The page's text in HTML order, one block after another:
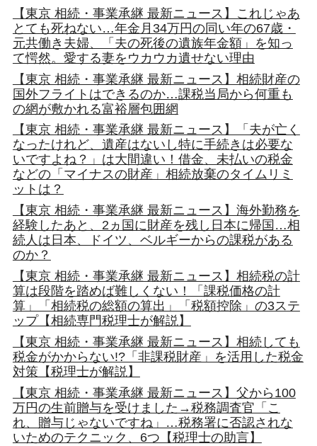
【東京 相続・事業承継 最新ニュース】これじゃあ
とても死ねない…年金月34万円の同い年の67歳・
元共働き夫婦、「夫の死後の遺族年金額」を知っ
て愕然。愛する妻をウカウカ遺せない理由
【東京 相続・事業承継 最新ニュース】相続財産の
国外フライトはできるのか…課税当局から何重も
の網が敷かれる富裕層包囲網
【東京 相続・事業承継 最新ニュース】「夫が亡く
なったけれど、遺産はないし特に手続きは必要な
いですよね？」は大間違い！借金、未払いの税金
などの「マイナスの財産」相続放棄のタイムリミ
ットは？
【東京 相続・事業承継 最新ニュース】海外勤務を
経験したあと、2ヵ国に財産を残し日本に帰国…相
続人は日本、ドイツ、ベルギーからの課税がある
のか？
【東京 相続・事業承継 最新ニュース】相続税の計
算は段階を踏めば難しくない！「課税価格の計
算」「相続税の総額の算出」「税額控除」の3ステ
ップ【相続専門税理士が解説】
【東京 相続・事業承継 最新ニュース】相続しても
税金がかからない!?「非課税財産」を活用した税金
対策【税理士が解説】
【東京 相続・事業承継 最新ニュース】父から100
万円の生前贈与を受けました→税務調査官「こ
れ、贈与じゃないですね」…税務署に否認されな
いためのテクニック、6つ【税理士の助言】